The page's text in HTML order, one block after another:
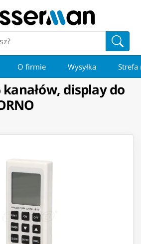
O firmie Wysyłka Strefa
kanałów, display do